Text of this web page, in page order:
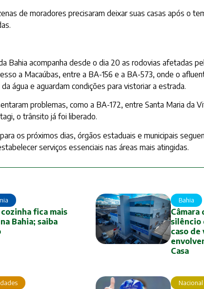
de moradores precisaram deixar suas casas após o
Bahia acompanha desde o dia 20 as rodovias afetadas
a Macaúbas, entre a BA-156 e a BA-573, onde o
água e aguardam condições para vistoriar a estrada.
problemas, como a BA-172, entre Santa Maria
o trânsito já foi liberado.
os próximos dias, órgãos estaduais e municipais
serviços essenciais nas áreas mais atingidas.
fica mais
Bahia; saiba
Bahia
Câmara
silêncio
caso de
Casa
Nacional